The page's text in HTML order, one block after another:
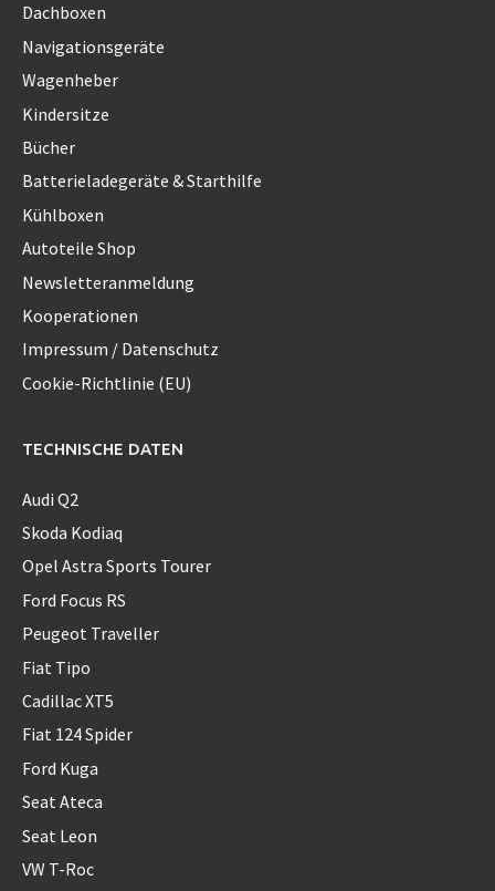
Dachboxen
Navigationsgeräte
Wagenheber
Kindersitze
Bücher
Batterieladegeräte & Starthilfe
Kühlboxen
Autoteile Shop
Newsletteranmeldung
Kooperationen
Impressum / Datenschutz
Cookie-Richtlinie (EU)
TECHNISCHE DATEN
Audi Q2
Skoda Kodiaq
Opel Astra Sports Tourer
Ford Focus RS
Peugeot Traveller
Fiat Tipo
Cadillac XT5
Fiat 124 Spider
Ford Kuga
Seat Ateca
Seat Leon
VW T-Roc